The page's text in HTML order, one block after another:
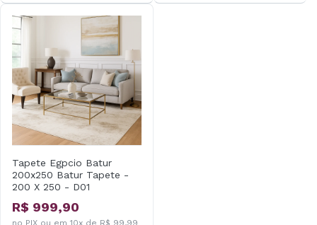
Tapete Egpcio Batur
200x250 Batur Tapete -
200 X 250 - D01
R$ 999,90
no PIX ou em 10x de R$ 99,99